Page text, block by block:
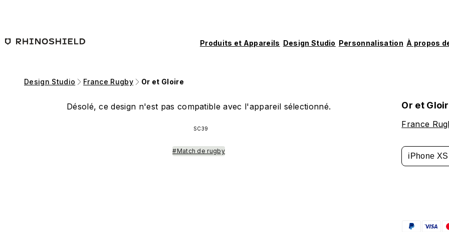
Produits et Appareils Design Studio Personnalisation À propos
Design Studio France Rugby Or et Gloire
Désolé, ce design n'est pas compatible avec l'appareil sélectionné.
SC39
#Match de rugby
Or et
France
iPhone